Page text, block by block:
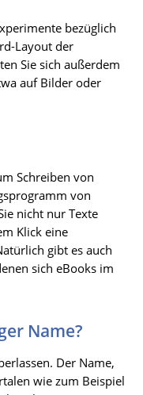
bezüglich
Layout der
Sie sich außerdem
auf Bilder oder
Schreiben von
von
nicht nur Texte
Klick eine
gibt es auch
sich eBooks im
Name?
Der Name,
wie zum Beispiel